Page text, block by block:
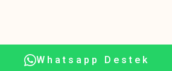
Whatsapp Destek